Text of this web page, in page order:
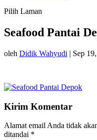
Pilih Laman
Seafood Pantai
oleh Didik Wahyudi | Sep
Kirim Komentar
Alamat email Anda tidak
ditandai *